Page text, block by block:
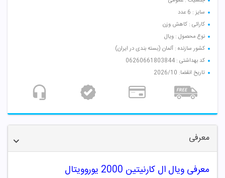
سایز : 6 عدد
کارائی : کاهش وزن
نوع محصول : ویال
کشور سازنده : آلمان (بسته بندی در ایران)
کد بهداشتی : 06260661803844
تاریخ انقضا: 2026/10
معرفی
معرفی ویال ال کارنیتین 2000 یوروویتال